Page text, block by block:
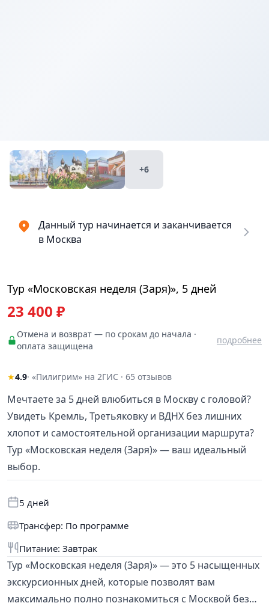
+6
Данный тур начинается и заканчивается
в Москва
Тур «Московская неделя (Заря)», 5 дней
23 400 ₽
Отмена и возврат — по срокам до начала ·
оплата защищена
подробнее
★4.9· «Пилигрим» на 2ГИС · 65 отзывов
Мечтаете за 5 дней влюбиться в Москву с головой?
Увидеть Кремль, Третьяковку и ВДНХ без лишних
хлопот и самостоятельной организации маршрута?
Тур «Московская неделя (Заря)» — ваш идеальный
выбор.
5 дней
Трансфер: По программе
Питание: Завтрак
Тур «Московская неделя (Заря)» — это 5 насыщенных
экскурсионных дней, которые позволят вам
максимально полно познакомиться с Москвой без